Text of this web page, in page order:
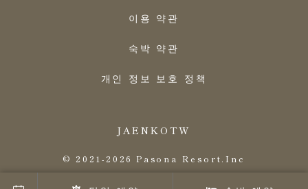
이용 약관
숙박 약관
개인 정보 보호 정책
JAENKO TW
© 2021-2026 Pasona Resort.Inc